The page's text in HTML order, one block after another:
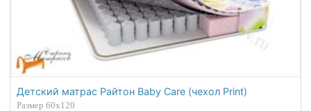
Детский матрас Райтон Baby Care (чехол Print)
Размер 60х120